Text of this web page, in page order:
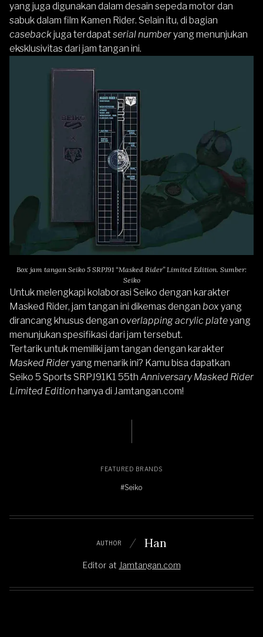
yang juga digunakan dalam desain sepeda motor dan
sabuk dalam film Kamen Rider. Selain itu, di bagian
casebackjuga terdapatserial numberyang menunjukan
eksklusivitas dari jam tangan ini.
Box jam tangan Seiko 5 SRPJ91 “Masked Rider” Limited Edition. Sumber:
Seiko
Untuk melengkapi kolaborasi Seiko dengan karakter
Masked Rider, jam tangan ini dikemas dengan boxyang
dirancang khusus dengan overlapping acrylic plateyang
menunjukan spesifikasi dari jam tersebut.
Tertarik untuk memiliki jam tangan dengan karakter
Masked Rideryang menarik ini? Kamu bisa dapatkan
Seiko 5 Sports SRPJ91K1 55th Anniversary Masked Rider
Limited Edition hanya di Jamtangan.com!
FEATURED BRANDS
#Seiko
AUTHOR Han
Editor at Jamtangan.com